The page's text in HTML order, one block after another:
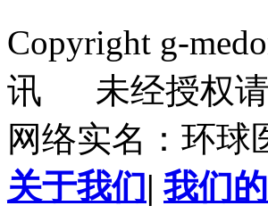
Copyright g-
讯 未经授权请
网络实名：环球
关于我们 | 我们